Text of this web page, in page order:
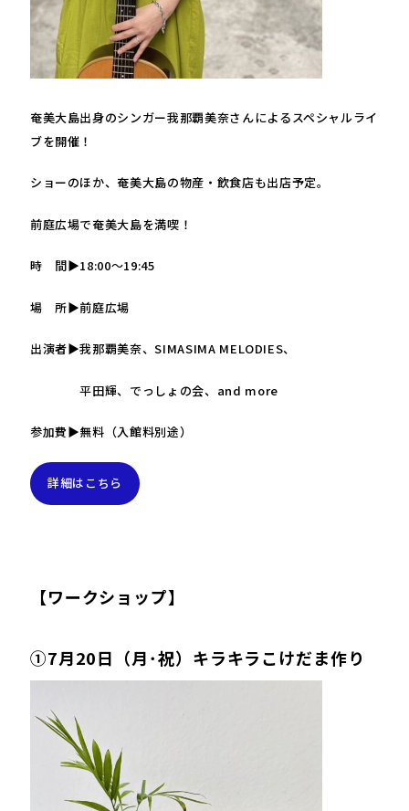
奄美大島出身のシンガー我那覇美奈さんによるスペシャルライ
ブを開催！
ショーのほか、奄美大島の物産・飲食店も出店予定。
前庭広場で奄美大島を満喫！
時 間▶18:00～19:45
場 所▶前庭広場
出演者▶我那覇美奈、SIMASIMA MELODIES、
平田輝、でっしょの会、and more
参加費▶無料（入館料別途）
詳細はこちら
【ワークショップ】
①7月20日（月･祝）キラキラこけだま作り